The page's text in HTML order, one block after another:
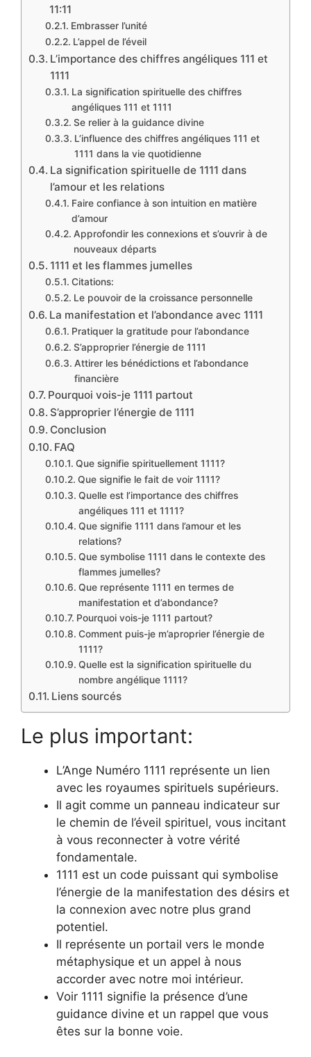
11:11
Embrasser l’unité
L’appel de l’éveil
L’importance des chiffres angéliques 111 et
1111
La signification spirituelle des chiffres
angéliques 111 et 1111
Se relier à la guidance divine
L’influence des chiffres angéliques 111 et
1111 dans la vie quotidienne
La signification spirituelle de 1111 dans
l’amour et les relations
Faire confiance à son intuition en matière
d’amour
Approfondir les connexions et s’ouvrir à de
nouveaux départs
1111 et les flammes jumelles
Citations:
Le pouvoir de la croissance personnelle
La manifestation et l’abondance avec 1111
Pratiquer la gratitude pour l’abondance
S’approprier l’énergie de 1111
Attirer les bénédictions et l’abondance
financière
Pourquoi vois-je 1111 partout
S’approprier l’énergie de 1111
Conclusion
FAQ
Que signifie spirituellement 1111?
Que signifie le fait de voir 1111?
Quelle est l’importance des chiffres
angéliques 111 et 1111?
Que signifie 1111 dans l’amour et les
relations?
Que symbolise 1111 dans le contexte des
flammes jumelles?
Que représente 1111 en termes de
manifestation et d’abondance?
Pourquoi vois-je 1111 partout?
Comment puis-je m’aproprier l’énergie de
1111?
Quelle est la signification spirituelle du
nombre angélique 1111?
Liens sourcés
Le plus important:
L’Ange Numéro 1111 représente un lien
avec les royaumes spirituels supérieurs.
Il agit comme un panneau indicateur sur
le chemin de l’éveil spirituel, vous incitant
à vous reconnecter à votre vérité
fondamentale.
1111 est un code puissant qui symbolise
l’énergie de la manifestation des désirs et
la connexion avec notre plus grand
potentiel.
Il représente un portail vers le monde
métaphysique et un appel à nous
accorder avec notre moi intérieur.
Voir 1111 signifie la présence d’une
guidance divine et un rappel que vous
êtes sur la bonne voie.